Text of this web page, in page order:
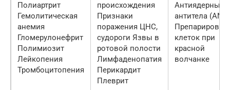
Полиартрит
Гемолитическая
анемия
Гломерулонефрит
Полимиозит
Лейкопения
Тромбоцитопения
происхожде­ния
Признаки
поражения ЦНС,
судороги Язвы в
ротовой полости
Лимфаденопатия
Перикардит
Плеврит
Антиядерные
антитела (ANA)
клеток при
красной
волчанке